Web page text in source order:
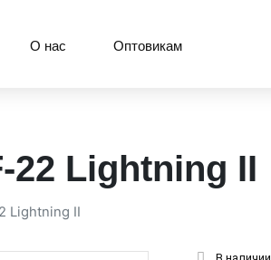
О нас Оптовикам
22 Lightning II
Lightning II